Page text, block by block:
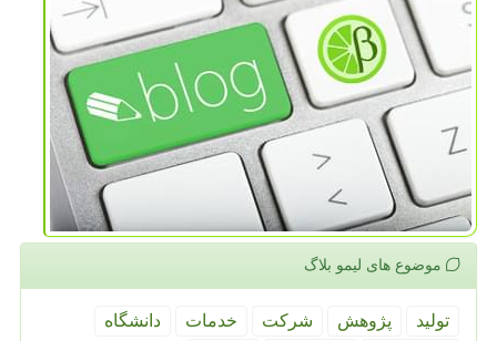
موضوع های لیمو بلاگ
تولید پژوهش شركت خدمات
دانشگاه